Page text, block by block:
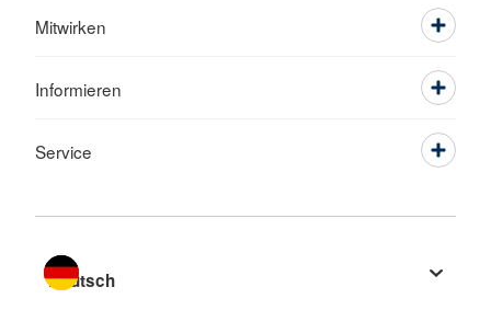
Mitwirken
Informieren
Service
Sprache wechseln zu